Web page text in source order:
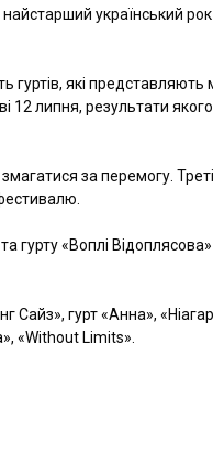
найстарший український
гуртів, які
12 липня, результати
за перемогу.
гурту «Воплі
Сайз», гурт «Анна»,
«Without Limits».